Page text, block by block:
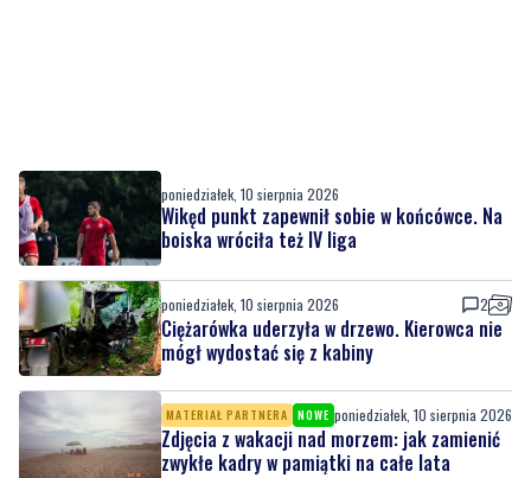
poniedziałek, 10 sierpnia 2026
Wikęd punkt zapewnił sobie w końcówce. Na
boiska wróciła też IV liga
poniedziałek, 10 sierpnia 2026 2
Ciężarówka uderzyła w drzewo. Kierowca nie
mógł wydostać się z kabiny
MATERIAŁ PARTNERA NOWE poniedziałek, 10 sierpnia 2026
Zdjęcia z wakacji nad morzem: jak zamienić
zwykłe kadry w pamiątki na całe lata